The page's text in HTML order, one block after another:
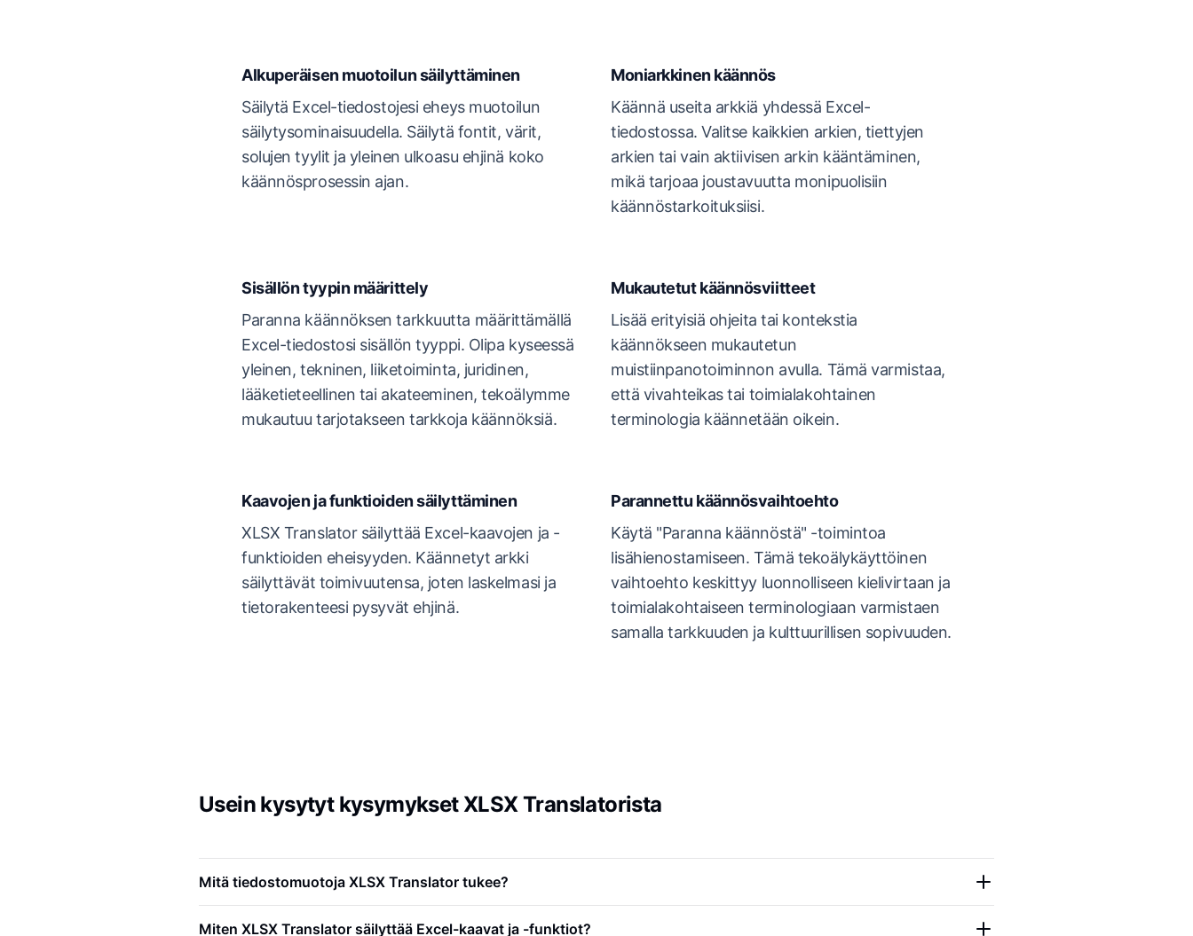
Alkuperäisen muotoilun säilyttäminen
Säilytä Excel-tiedostojesi eheys muotoilun
säilytysominaisuudella. Säilytä fontit, värit,
solujen tyylit ja yleinen ulkoasu ehjinä koko
käännösprosessin ajan.
Moniarkkinen käännös
Käännä useita arkkiä yhdessä Excel-
tiedostossa. Valitse kaikkien arkien, tiettyjen
arkien tai vain aktiivisen arkin kääntäminen,
mikä tarjoaa joustavuutta monipuolisiin
käännöstarkoituksiisi.
Sisällön tyypin määrittely
Paranna käännöksen tarkkuutta määrittämällä
Excel-tiedostosi sisällön tyyppi. Olipa kyseessä
yleinen, tekninen, liiketoiminta, juridinen,
lääketieteellinen tai akateeminen, tekoälymme
mukautuu tarjotakseen tarkkoja käännöksiä.
Mukautetut käännösviitteet
Lisää erityisiä ohjeita tai kontekstia
käännökseen mukautetun
muistiinpanotoiminnon avulla. Tämä varmistaa,
että vivahteikas tai toimialakohtainen
terminologia käännetään oikein.
Kaavojen ja funktioiden säilyttäminen
XLSX Translator säilyttää Excel-kaavojen ja -
funktioiden eheisyyden. Käännetyt arkki
säilyttävät toimivuutensa, joten laskelmasi ja
tietorakenteesi pysyvät ehjinä.
Parannettu käännösvaihtoehto
Käytä "Paranna käännöstä" -toimintoa
lisähienostamiseen. Tämä tekoälykäyttöinen
vaihtoehto keskittyy luonnolliseen kielivirtaan ja
toimialakohtaiseen terminologiaan varmistaen
samalla tarkkuuden ja kulttuurillisen sopivuuden.
Usein kysytyt kysymykset XLSX Translatorista
Mitä tiedostomuotoja XLSX Translator tukee?
Miten XLSX Translator säilyttää Excel-kaavat ja -funktiot?